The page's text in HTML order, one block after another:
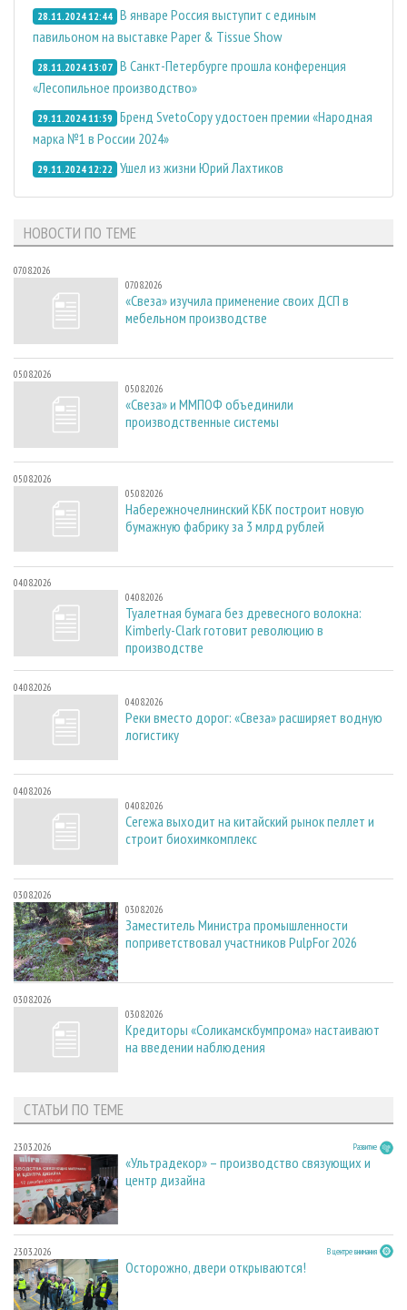
28.11.2024 12:44 В январе Россия выступит с единым
павильоном на выставке Paper & Tissue Show
28.11.2024 13:07 В Санкт-Петербурге прошла конференция
«Лесопильное производство»
29.11.2024 11:59 Бренд SvetoCopy удостоен премии «Народная
марка №1 в России 2024»
29.11.2024 12:22 Ушел из жизни Юрий Лахтиков
НОВОСТИ ПО ТЕМЕ
07.08.2026
07.08.2026
«Свеза» изучила применение своих ДСП в
мебельном производстве
05.08.2026
05.08.2026
«Свеза» и ММПОФ объединили
производственные системы
05.08.2026
05.08.2026
Набережночелнинский КБК построит новую
бумажную фабрику за 3 млрд рублей
04.08.2026
04.08.2026
Туалетная бумага без древесного волокна:
Kimberly-Clark готовит революцию в
производстве
04.08.2026
04.08.2026
Реки вместо дорог: «Свеза» расширяет водную
логистику
04.08.2026
04.08.2026
Сегежа выходит на китайский рынок пеллет и
строит биохимкомплекс
03.08.2026
03.08.2026
Заместитель Министра промышленности
поприветствовал участников PulpFor 2026
03.08.2026
03.08.2026
Кредиторы «Соликамскбумпрома» настаивают
на введении наблюдения
СТАТЬИ ПО ТЕМЕ
23.03.2026 Развитие
«Ультрадекор» – производство связующих и
центр дизайна
23.03.2026 В центре внимания
Осторожно, двери открываются!